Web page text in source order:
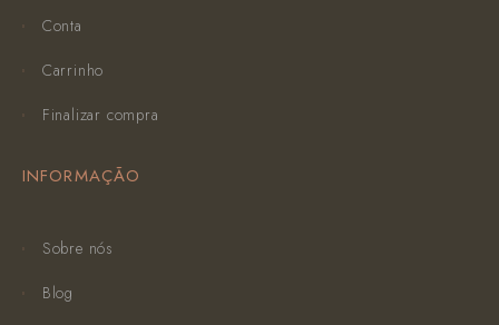
Conta
Carrinho
Finalizar compra
INFORMAÇÃO
Sobre nós
Blog